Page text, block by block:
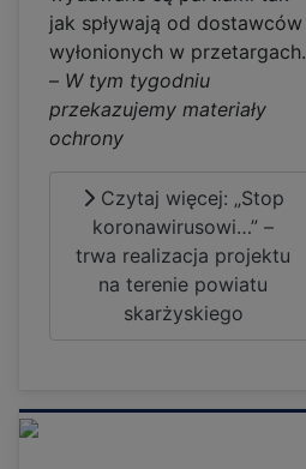
jak spływają od dostawców
wyłonionych w przetargach.
– W tym tygodniu
przekazujemy materiały
ochrony
Czytaj więcej: „Stop
koronawirusowi…” –
trwa realizacja projektu
na terenie powiatu
skarżyskiego